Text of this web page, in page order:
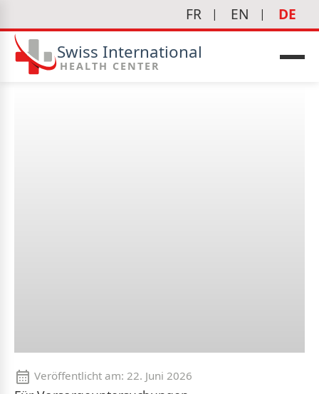
FR EN DE
Swiss International
HEALTH CENTER
Veröffentlicht am: 22. Juni 2026